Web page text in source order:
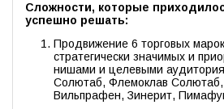
Сложности, которые
успешно решать:
Продвижение 6 торговых
стратегически значимых и
нишами и целевыми
Солютаб, Флемоклав
Вильпрафен, Зинерит,